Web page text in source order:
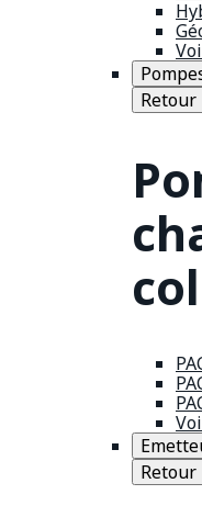
Retour
Retour